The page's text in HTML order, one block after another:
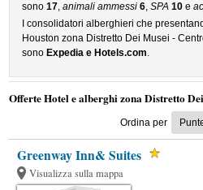
sono17,animali ammessi 6,SPA 10 e
I consolidatori alberghieri che
Houston zona Distretto Dei Musei -
sono Expedia e Hotels.com.
Offerte Hotel e alberghi zona Distretto
Ordina per
Greenway Inn& Suites
Visualizza sulla mappa